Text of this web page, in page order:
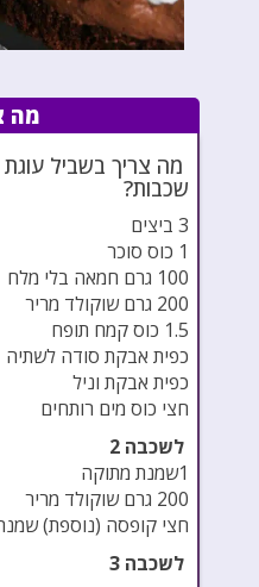
מה
מה צריך בשביל
שכבות?
3 ביצים
1 כוס סוכר
100 גרם חמאה בלי מלח
200 גרם שוקולד מריר
1.5 כוס קמח תופח
כפית אבקת סודה לשתיה
כפית אבקת וניל
חצי כוס מים רותחים
לשכבה 2
1שמנת מתוקה
200 גרם שוקולד מריר
חצי קופסה (נוספת)
לשכבה 3